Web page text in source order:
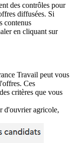
des contrôles pour
diffusées. Si
contenus
en cliquant sur
Travail peut vous
Ces
critères que vous
d'ouvrier agricole,